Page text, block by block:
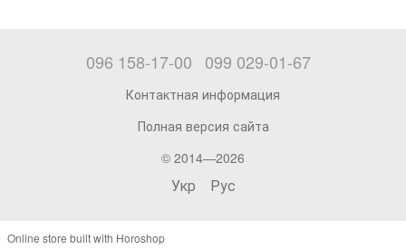
096 158-17-00 099 029-01-67
Контактная информация
Полная версия сайта
© 2014—2026
Укр Рус
Online store built with Horoshop